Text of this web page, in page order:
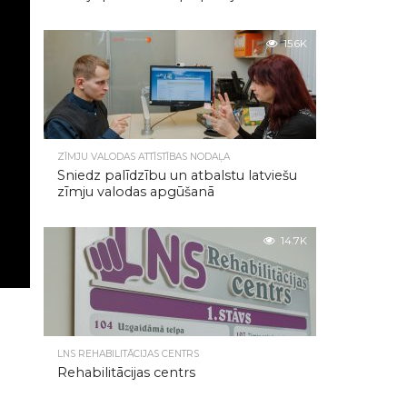
15.6K
ZĪMJU VALODAS ATTĪSTĪBAS NODAĻA
Sniedz palīdzību un atbalstu latviešu
zīmju valodas apgūšanā
14.7K
LNS REHABILITĀCIJAS CENTRS
Rehabilitācijas centrs